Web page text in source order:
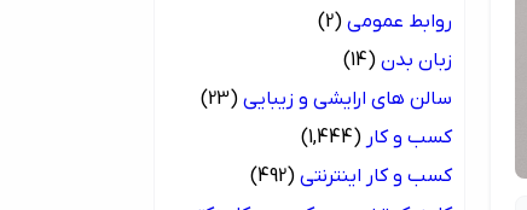
روابط عمومی (2)
زبان بدن (14)
سالن های ارایشی و زیبایی (23)
کسب و کار (1,444)
کسب و کار اینترنتی (492)